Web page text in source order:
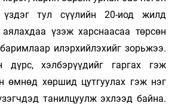
тул сүүлийн 20-иод жилд
үзэж харснаасаа төрсөн
илэрхийлэхийг зорьжээ.
дүрс, хэлбэрүүдийг гаргах гэж
өмнөд хөршид цутгуулах гэж нэг
танилцуулж эхлээд байна.